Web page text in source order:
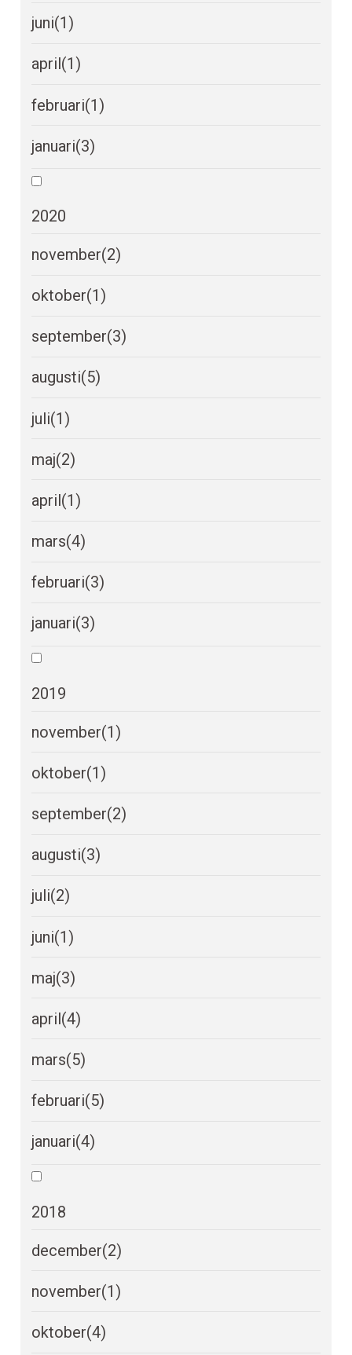
juni(1)
april(1)
februari(1)
januari(3)
2020
november(2)
oktober(1)
september(3)
augusti(5)
juli(1)
maj(2)
april(1)
mars(4)
februari(3)
januari(3)
2019
november(1)
oktober(1)
september(2)
augusti(3)
juli(2)
juni(1)
maj(3)
april(4)
mars(5)
februari(5)
januari(4)
2018
december(2)
november(1)
oktober(4)